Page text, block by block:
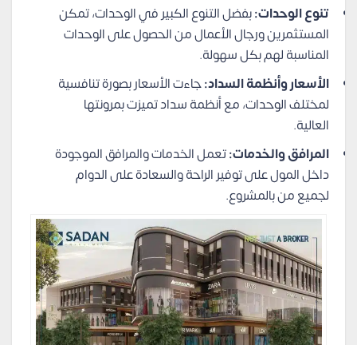
تنوع الوحدات:بفضل التنوع الكبير في الوحدات، تمكن
المستثمرين ورجال الأعمال من الحصول على الوحدات
المناسبة لهم بكل سهولة.
الأسعار وأنظمة السداد:جاءت الأسعار بصورة تنافسية
لمختلف الوحدات، مع أنظمة سداد تميزت بمرونتها
العالية.
المرافق والخدمات:تعمل الخدمات والمرافق الموجودة
داخل المول على توفير الراحة والسعادة على الدوام
لجميع من بالمشروع.